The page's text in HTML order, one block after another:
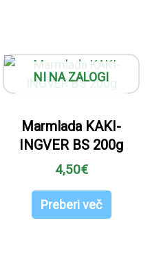
NI NA ZALOGI
Marmlada KAKI-
INGVER BS 200g
4,50€
Preberi več